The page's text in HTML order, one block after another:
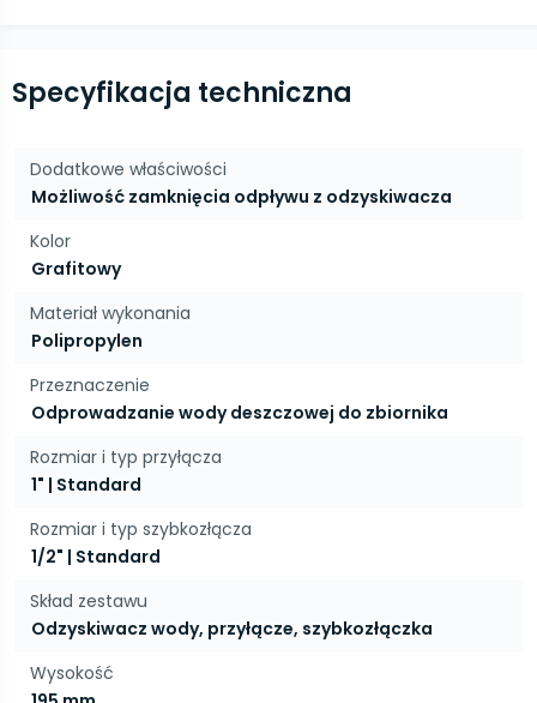
Specyfikacja techniczna
Dodatkowe właściwości
Możliwość zamknięcia odpływu z odzyskiwacza
Kolor
Grafitowy
Materiał wykonania
Polipropylen
Przeznaczenie
Odprowadzanie wody deszczowej do zbiornika
Rozmiar i typ przyłącza
1" | Standard
Rozmiar i typ szybkozłącza
1/2" | Standard
Skład zestawu
Odzyskiwacz wody, przyłącze, szybkozłączka
Wysokość